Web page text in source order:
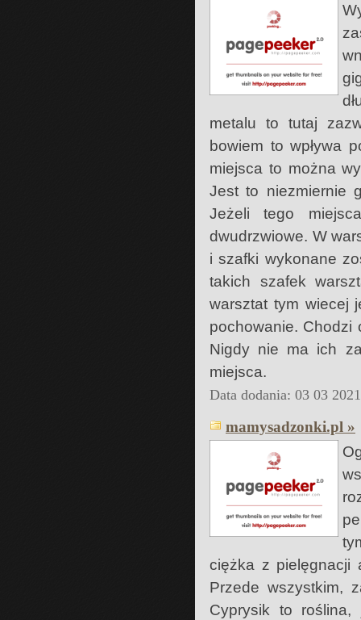
metalu to tutaj
bowiem to wpływa
miejsca to można
Jest to niezmiernie
Jeżeli tego
dwudrzwiowe. W
i szafki wykonane
takich szafek
warsztat tym wiecej
pochowanie. Chodzi
Nigdy nie ma ich
miejsca.
Data dodania: 03 03
mamysadzonki.pl »
ciężka z pielęgnacji
Przede wszystkim,
Cyprysik to